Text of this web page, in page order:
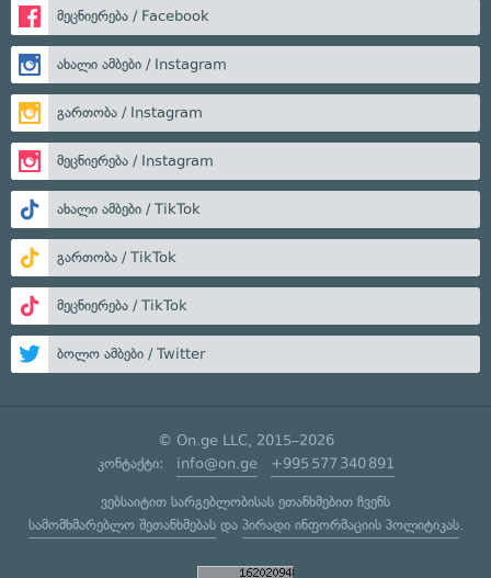
მეცნიერება / Facebook
ახალი ამბები / Instagram
გართობა / Instagram
მეცნიერება / Instagram
ახალი ამბები / TikTok
გართობა / TikTok
მეცნიერება / TikTok
ბოლო ამბები / Twitter
© On.ge LLC, 2015–2026
კონტაქტი: info@on.ge +995 577 340 891
ვებსაიტით სარგებლობისას ეთანხმებით ჩვენს
სამომხმარებლო შეთანხმებასდა პირადი ინფორმაციის პოლიტიკას.